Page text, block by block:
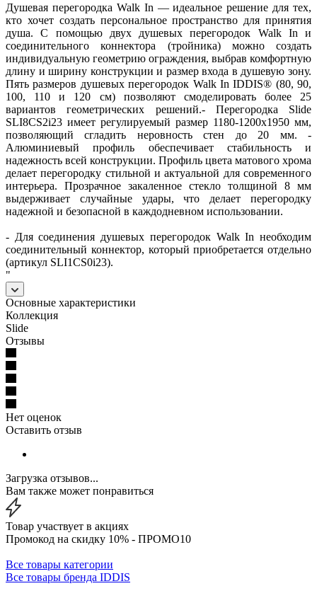
Душевая перегородка Walk In — идеальное решение для тех,
кто хочет создать персональное пространство для принятия
душа. С помощью двух душевых перегородок Walk In и
соединительного коннектора (тройника) можно создать
индивидуальную геометрию ограждения, выбрав комфортную
длину и ширину конструкции и размер входа в душевую зону.
Пять размеров душевых перегородок Walk In IDDIS® (80, 90,
100, 110 и 120 см) позволяют смоделировать более 25
вариантов геометрических решений.- Перегородка Slide
SLI8CS2i23 имеет регулируемый размер 1180-1200х1950 мм,
позволяющий сгладить неровность стен до 20 мм. -
Алюминиевый профиль обеспечивает стабильность и
надежность всей конструкции. Профиль цвета матового хрома
делает перегородку стильной и актуальной для современного
интерьера. Прозрачное закаленное стекло толщиной 8 мм
выдерживает случайные удары, что делает перегородку
надежной и безопасной в каждодневном использовании.
- Для соединения душевых перегородок Walk In необходим
соединительный коннектор, который приобретается отдельно
(артикул SLI1CS0i23).
"
Основные характеристики
Коллекция
Slide
Отзывы
Нет оценок
Оставить отзыв
Загрузка отзывов...
Вам также может понравиться
Товар участвует в акциях
Промокод на скидку 10% - ПРОМО10
Все товары категории
Все товары бренда IDDIS